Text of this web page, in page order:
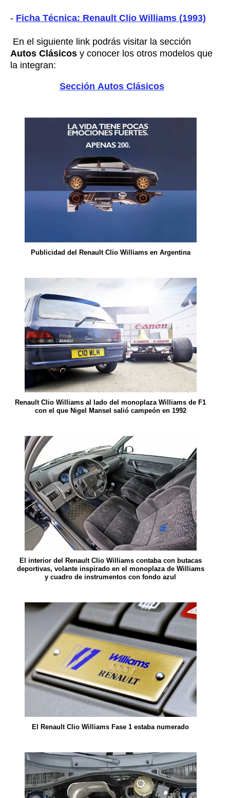
- Ficha Técnica: Renault Clio Williams (1993)
En el siguiente link podrás visitar la sección
Autos Clásicos y conocer los otros modelos que
la integran:
Sección Autos Clásicos
Publicidad del Renault Clio Williams en Argentina
Renault Clio Williams al lado del monoplaza Williams de F1
con el que Nigel Mansel salió campeón en 1992
El interior del Renault Clio Williams contaba con butacas
deportivas, volante inspirado en el monoplaza de Williams
y cuadro de instrumentos con fondo azul
El Renault Clio Williams Fase 1 estaba numerado